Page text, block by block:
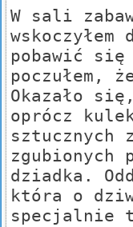
W sali
wskoczyłem
pobawić
poczułem,
Okazało
oprócz
sztucznych
zgubionych
dziadka.
która o
specjalnie